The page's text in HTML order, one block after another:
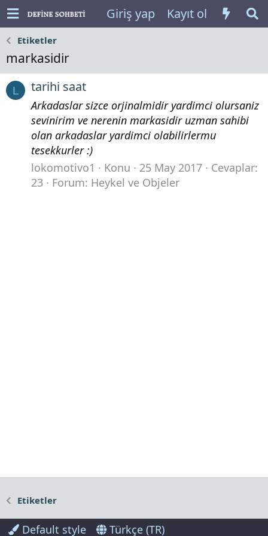
Giriş yap Kayıt ol
Etiketler
markasidir
L tarihi saat
Arkadaslar sizce orjinalmidir yardimci olursaniz
sevinirim ve nerenin markasidir uzman sahibi
olan arkadaslar yardimci olabilirlermu
tesekkurler :)
lokomotivo1
Konu 25 May 2017
Cevaplar:
23
Forum: Heykel ve Objeler
Etiketler
Default style Türkçe (TR)